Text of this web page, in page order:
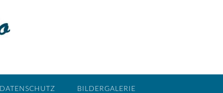
DATENSCHUTZ BILDERGALERIE